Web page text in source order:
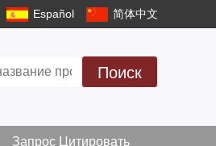
Español 简体中文
Поиск
Запрос Цитировать